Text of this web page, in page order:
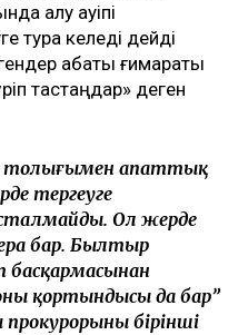
қалу қауіпі
тура келеді дейді
абақты ғимараты
тастаңдар» деген
толығымен апаттық
тергеуге
Ол жерде
бар. Былтыр
басқармасынан
қортындысы да бар”
бірінші